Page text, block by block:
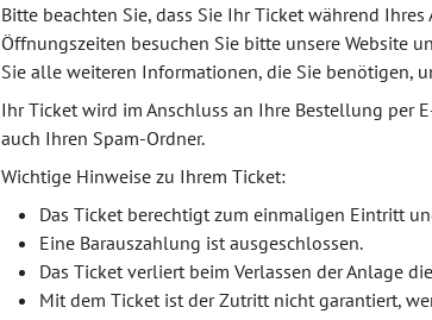
Bitte beachten Sie, dass Sie Ihr Ticket während
Öffnungszeiten besuchen Sie bitte unsere Website
Sie alle weiteren Informationen, die Sie benötigen,
Ihr Ticket wird im Anschluss an Ihre Bestellung per
auch Ihren Spam-Ordner.
Wichtige Hinweise zu Ihrem Ticket:
Das Ticket berechtigt zum einmaligen Eintritt
Eine Barauszahlung ist ausgeschlossen.
Das Ticket verliert beim Verlassen der Anlage
Mit dem Ticket ist der Zutritt nicht garantiert,